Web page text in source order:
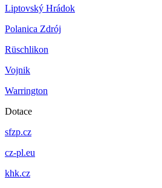
Liptovský Hrádok
Polanica Zdrój
Rüschlikon
Vojnik
Warrington
Dotace
sfzp.cz
cz-pl.eu
khk.cz